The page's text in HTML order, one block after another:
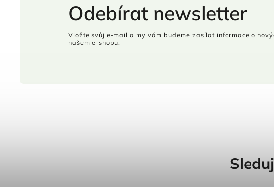
Odebírat newsletter
Vložte svůj e-mail a my vám budeme zasílat informace o
našem e-shopu.